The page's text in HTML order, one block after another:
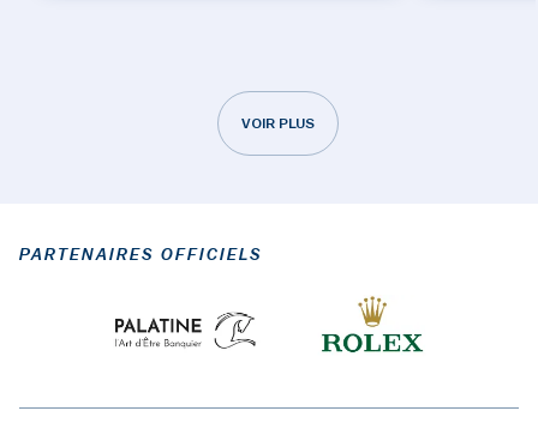
VOIR PLUS
PARTENAIRES OFFICIELS